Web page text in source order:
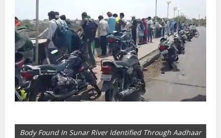
Body Found In Sunar River Identified Through Aadhaar